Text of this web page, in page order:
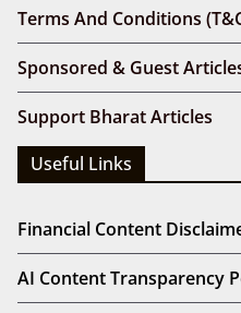
Terms And Conditions
Sponsored & Guest
Support Bharat Articles
Useful Links
Financial Content
AI Content Transparency